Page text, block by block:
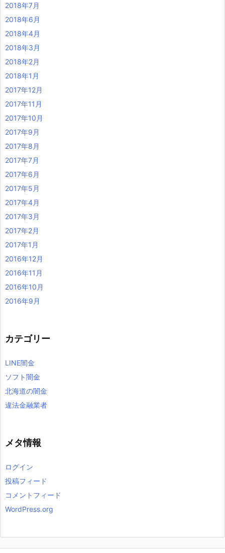
2018年7月
2018年6月
2018年4月
2018年3月
2018年2月
2018年1月
2017年12月
2017年11月
2017年10月
2017年9月
2017年8月
2017年7月
2017年6月
2017年5月
2017年4月
2017年3月
2017年2月
2017年1月
2016年12月
2016年11月
2016年10月
2016年9月
カテゴリー
LINE闇金
ソフト闇金
北海道の闇金
違法金融業者
メタ情報
ログイン
投稿フィード
コメントフィード
WordPress.org